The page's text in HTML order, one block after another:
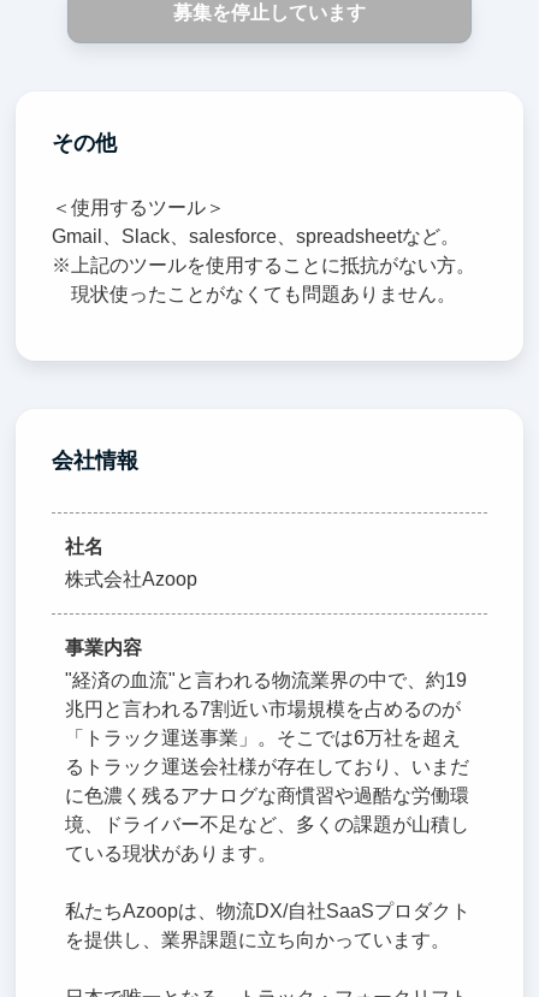
募集を停止しています
その他
＜使用するツール＞
Gmail、Slack、salesforce、spreadsheetなど。
※上記のツールを使用することに抵抗がない方。
現状使ったことがなくても問題ありません。
会社情報
社名
株式会社Azoop
事業内容
"経済の血流"と言われる物流業界の中で、約19
兆円と言われる7割近い市場規模を占めるのが
「トラック運送事業」。そこでは6万社を超え
るトラック運送会社様が存在しており、いまだ
に色濃く残るアナログな商慣習や過酷な労働環
境、ドライバー不足など、多くの課題が山積し
ている現状があります。
私たちAzoopは、物流DX/自社SaaSプロダクト
を提供し、業界課題に立ち向かっています。